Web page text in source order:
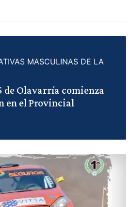
MASCULINAS DE LA
de Olavarría comienza
en el Provincial